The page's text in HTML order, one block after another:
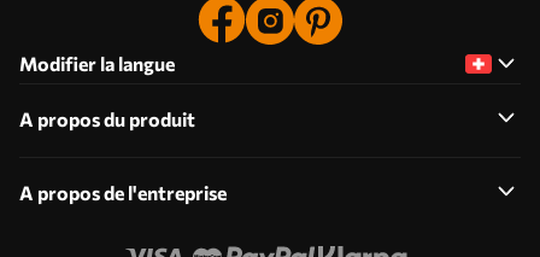
Modifier la langue
A propos du produit
A propos de l'entreprise